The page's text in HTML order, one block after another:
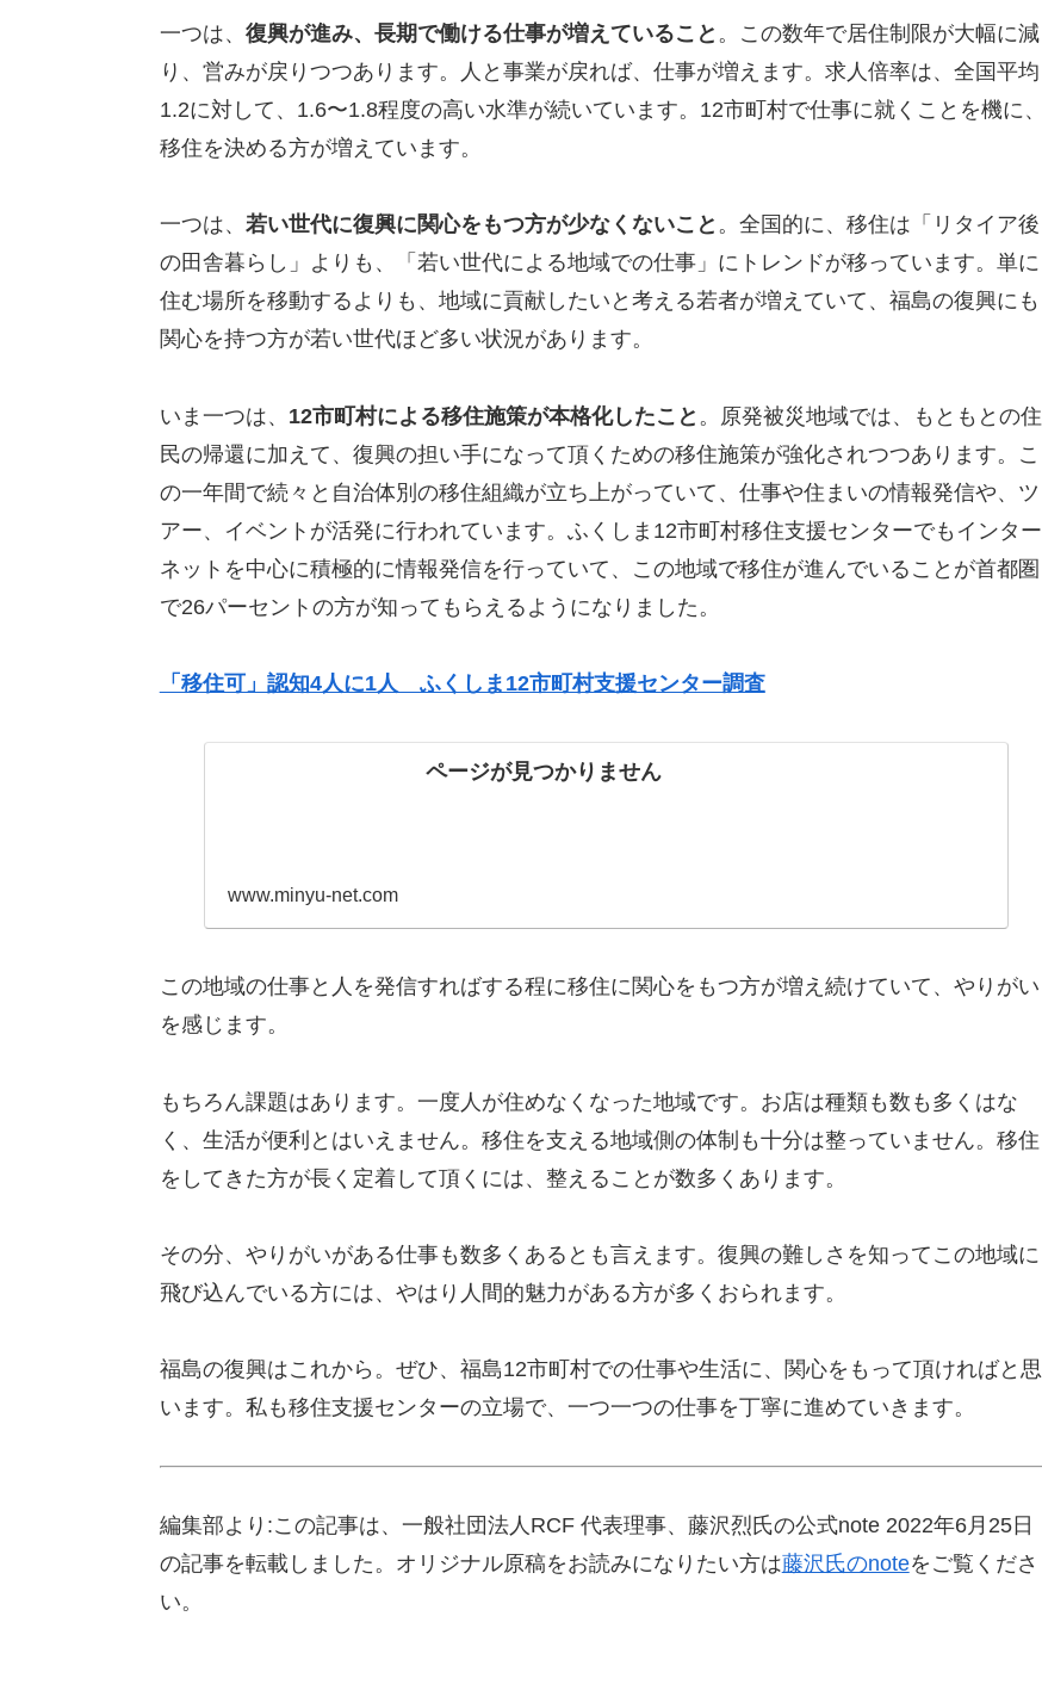
一つは、 復興が進み、長期で働ける仕事が増えていること 。この数年で居住制限が大幅に減
り、営みが戻りつつあります。人と事業が戻れば、仕事が増えます。求人倍率は、全国平均
1.2に対して、1.6〜1.8程度の高い水準が続いています。12市町村で仕事に就くことを機に、
移住を決める方が増えています。
一つは、 若い世代に復興に関心をもつ方が少なくないこと 。全国的に、移住は「リタイア後
の田舎暮らし」よりも、「若い世代による地域での仕事」にトレンドが移っています。単に
住む場所を移動するよりも、地域に貢献したいと考える若者が増えていて、福島の復興にも
関心を持つ方が若い世代ほど多い状況があります。
いま一つは、 12市町村による移住施策が本格化したこと 。原発被災地域では、もともとの住
民の帰還に加えて、復興の担い手になって頂くための移住施策が強化されつつあります。こ
の一年間で続々と自治体別の移住組織が立ち上がっていて、仕事や住まいの情報発信や、ツ
アー、イベントが活発に行われています。ふくしま12市町村移住支援センターでもインター
ネットを中心に積極的に情報発信を行っていて、この地域で移住が進んでいることが首都圏
で26パーセントの方が知ってもらえるようになりました。
「移住可」認知4人に1人 ふくしま12市町村支援センター調査
ページが見つかりません
www.minyu-net.com
この地域の仕事と人を発信すればする程に移住に関心をもつ方が増え続けていて、やりがい
を感じます。
もちろん課題はあります。一度人が住めなくなった地域です。お店は種類も数も多くはな
く、生活が便利とはいえません。移住を支える地域側の体制も十分は整っていません。移住
をしてきた方が長く定着して頂くには、整えることが数多くあります。
その分、やりがいがある仕事も数多くあるとも言えます。復興の難しさを知ってこの地域に
飛び込んでいる方には、やはり人間的魅力がある方が多くおられます。
福島の復興はこれから。ぜひ、福島12市町村での仕事や生活に、関心をもって頂ければと思
います。私も移住支援センターの立場で、一つ一つの仕事を丁寧に進めていきます。
編集部より:この記事は、一般社団法人RCF 代表理事、藤沢烈氏の公式note 2022年6月25日
の記事を転載しました。オリジナル原稿をお読みになりたい方は藤沢氏のnoteをご覧くださ
い。